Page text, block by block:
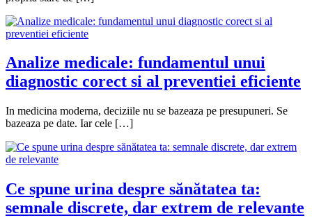
Analize medicale: fundamentul unui
diagnostic corect si al preventiei eficiente
In medicina moderna, deciziile nu se bazeaza pe presupuneri. Se
bazeaza pe date. Iar cele […]
Ce spune urina despre sănătatea ta:
semnale discrete, dar extrem de relevante